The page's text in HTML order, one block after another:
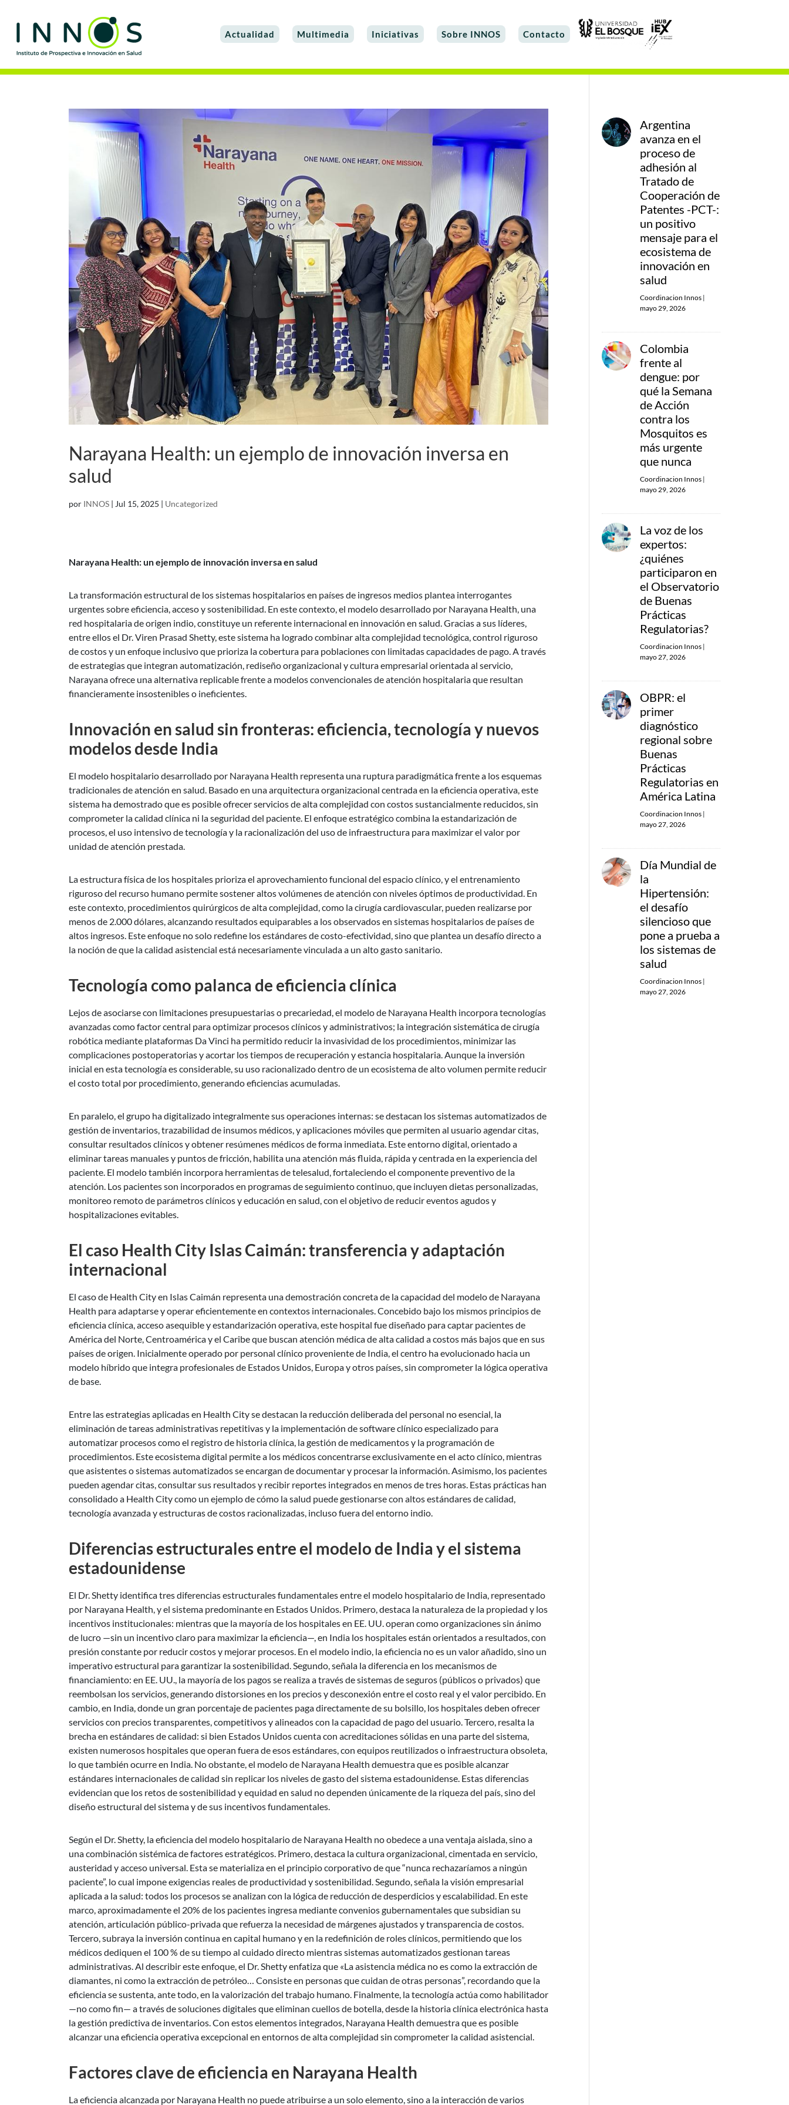
Actualidad Multimedia Iniciativas Sobre INNOS Contacto
Narayana Health: un ejemplo de innovación inversa en
salud
por INNOS | Jul 15, 2025 | Uncategorized
Narayana Health: un ejemplo de innovación inversa en salud
La transformación estructural de los sistemas hospitalarios en países de ingresos medios plantea interrogantes
urgentes sobre eficiencia, acceso y sostenibilidad. En este contexto, el modelo desarrollado por Narayana Health, una
red hospitalaria de origen indio, constituye un referente internacional en innovación en salud. Gracias a sus líderes,
entre ellos el Dr. Viren Prasad Shetty, este sistema ha logrado combinar alta complejidad tecnológica, control riguroso
de costos y un enfoque inclusivo que prioriza la cobertura para poblaciones con limitadas capacidades de pago. A través
de estrategias que integran automatización, rediseño organizacional y cultura empresarial orientada al servicio,
Narayana ofrece una alternativa replicable frente a modelos convencionales de atención hospitalaria que resultan
financieramente insostenibles o ineficientes.
Innovación en salud sin fronteras: eficiencia, tecnología y nuevos
modelos desde India
El modelo hospitalario desarrollado por Narayana Health representa una ruptura paradigmática frente a los esquemas
tradicionales de atención en salud. Basado en una arquitectura organizacional centrada en la eficiencia operativa, este
sistema ha demostrado que es posible ofrecer servicios de alta complejidad con costos sustancialmente reducidos, sin
comprometer la calidad clínica ni la seguridad del paciente. El enfoque estratégico combina la estandarización de
procesos, el uso intensivo de tecnología y la racionalización del uso de infraestructura para maximizar el valor por
unidad de atención prestada.
La estructura física de los hospitales prioriza el aprovechamiento funcional del espacio clínico, y el entrenamiento
riguroso del recurso humano permite sostener altos volúmenes de atención con niveles óptimos de productividad. En
este contexto, procedimientos quirúrgicos de alta complejidad, como la cirugía cardiovascular, pueden realizarse por
menos de 2.000 dólares, alcanzando resultados equiparables a los observados en sistemas hospitalarios de países de
altos ingresos. Este enfoque no solo redefine los estándares de costo-efectividad, sino que plantea un desafío directo a
la noción de que la calidad asistencial está necesariamente vinculada a un alto gasto sanitario.
Tecnología como palanca de eficiencia clínica
Lejos de asociarse con limitaciones presupuestarias o precariedad, el modelo de Narayana Health incorpora tecnologías
avanzadas como factor central para optimizar procesos clínicos y administrativos; la integración sistemática de cirugía
robótica mediante plataformas Da Vinci ha permitido reducir la invasividad de los procedimientos, minimizar las
complicaciones postoperatorias y acortar los tiempos de recuperación y estancia hospitalaria. Aunque la inversión
inicial en esta tecnología es considerable, su uso racionalizado dentro de un ecosistema de alto volumen permite reducir
el costo total por procedimiento, generando eficiencias acumuladas.
En paralelo, el grupo ha digitalizado integralmente sus operaciones internas: se destacan los sistemas automatizados de
gestión de inventarios, trazabilidad de insumos médicos, y aplicaciones móviles que permiten al usuario agendar citas,
consultar resultados clínicos y obtener resúmenes médicos de forma inmediata. Este entorno digital, orientado a
eliminar tareas manuales y puntos de fricción, habilita una atención más fluida, rápida y centrada en la experiencia del
paciente. El modelo también incorpora herramientas de telesalud, fortaleciendo el componente preventivo de la
atención. Los pacientes son incorporados en programas de seguimiento continuo, que incluyen dietas personalizadas,
monitoreo remoto de parámetros clínicos y educación en salud, con el objetivo de reducir eventos agudos y
hospitalizaciones evitables.
El caso Health City Islas Caimán: transferencia y adaptación
internacional
El caso de Health City en Islas Caimán representa una demostración concreta de la capacidad del modelo de Narayana
Health para adaptarse y operar eficientemente en contextos internacionales. Concebido bajo los mismos principios de
eficiencia clínica, acceso asequible y estandarización operativa, este hospital fue diseñado para captar pacientes de
América del Norte, Centroamérica y el Caribe que buscan atención médica de alta calidad a costos más bajos que en sus
países de origen. Inicialmente operado por personal clínico proveniente de India, el centro ha evolucionado hacia un
modelo híbrido que integra profesionales de Estados Unidos, Europa y otros países, sin comprometer la lógica operativa
de base.
Entre las estrategias aplicadas en Health City se destacan la reducción deliberada del personal no esencial, la
eliminación de tareas administrativas repetitivas y la implementación de software clínico especializado para
automatizar procesos como el registro de historia clínica, la gestión de medicamentos y la programación de
procedimientos. Este ecosistema digital permite a los médicos concentrarse exclusivamente en el acto clínico, mientras
que asistentes o sistemas automatizados se encargan de documentar y procesar la información. Asimismo, los pacientes
pueden agendar citas, consultar sus resultados y recibir reportes integrados en menos de tres horas. Estas prácticas han
consolidado a Health City como un ejemplo de cómo la salud puede gestionarse con altos estándares de calidad,
tecnología avanzada y estructuras de costos racionalizadas, incluso fuera del entorno indio.
Diferencias estructurales entre el modelo de India y el sistema
estadounidense
El Dr. Shetty identifica tres diferencias estructurales fundamentales entre el modelo hospitalario de India, representado
por Narayana Health, y el sistema predominante en Estados Unidos. Primero, destaca la naturaleza de la propiedad y los
incentivos institucionales: mientras que la mayoría de los hospitales en EE. UU. operan como organizaciones sin ánimo
de lucro —sin un incentivo claro para maximizar la eficiencia—, en India los hospitales están orientados a resultados, con
presión constante por reducir costos y mejorar procesos. En el modelo indio, la eficiencia no es un valor añadido, sino un
imperativo estructural para garantizar la sostenibilidad. Segundo, señala la diferencia en los mecanismos de
financiamiento: en EE. UU., la mayoría de los pagos se realiza a través de sistemas de seguros (públicos o privados) que
reembolsan los servicios, generando distorsiones en los precios y desconexión entre el costo real y el valor percibido. En
cambio, en India, donde un gran porcentaje de pacientes paga directamente de su bolsillo, los hospitales deben ofrecer
servicios con precios transparentes, competitivos y alineados con la capacidad de pago del usuario. Tercero, resalta la
brecha en estándares de calidad: si bien Estados Unidos cuenta con acreditaciones sólidas en una parte del sistema,
existen numerosos hospitales que operan fuera de esos estándares, con equipos reutilizados o infraestructura obsoleta,
lo que también ocurre en India. No obstante, el modelo de Narayana Health demuestra que es posible alcanzar
estándares internacionales de calidad sin replicar los niveles de gasto del sistema estadounidense. Estas diferencias
evidencian que los retos de sostenibilidad y equidad en salud no dependen únicamente de la riqueza del país, sino del
diseño estructural del sistema y de sus incentivos fundamentales.
Según el Dr. Shetty, la eficiencia del modelo hospitalario de Narayana Health no obedece a una ventaja aislada, sino a
una combinación sistémica de factores estratégicos. Primero, destaca la cultura organizacional, cimentada en servicio,
austeridad y acceso universal. Esta se materializa en el principio corporativo de que “nunca rechazaríamos a ningún
paciente”, lo cual impone exigencias reales de productividad y sostenibilidad. Segundo, señala la visión empresarial
aplicada a la salud: todos los procesos se analizan con la lógica de reducción de desperdicios y escalabilidad. En este
marco, aproximadamente el 20% de los pacientes ingresa mediante convenios gubernamentales que subsidian su
atención, articulación público-privada que refuerza la necesidad de márgenes ajustados y transparencia de costos.
Tercero, subraya la inversión continua en capital humano y en la redefinición de roles clínicos, permitiendo que los
médicos dediquen el 100 % de su tiempo al cuidado directo mientras sistemas automatizados gestionan tareas
administrativas. Al describir este enfoque, el Dr. Shetty enfatiza que «La asistencia médica no es como la extracción de
diamantes, ni como la extracción de petróleo… Consiste en personas que cuidan de otras personas”, recordando que la
eficiencia se sustenta, ante todo, en la valorización del trabajo humano. Finalmente, la tecnología actúa como habilitador
—no como fin— a través de soluciones digitales que eliminan cuellos de botella, desde la historia clínica electrónica hasta
la gestión predictiva de inventarios. Con estos elementos integrados, Narayana Health demuestra que es posible
alcanzar una eficiencia operativa excepcional en entornos de alta complejidad sin comprometer la calidad asistencial.
Factores clave de eficiencia en Narayana Health
La eficiencia alcanzada por Narayana Health no puede atribuirse a un solo elemento, sino a la interacción de varios
Argentina
avanza en el
proceso de
adhesión al
Tratado de
Cooperación de
Patentes -PCT-:
un positivo
mensaje para el
ecosistema de
innovación en
salud
Coordinacion Innos |
mayo 29, 2026
Colombia
frente al
dengue: por
qué la Semana
de Acción
contra los
Mosquitos es
más urgente
que nunca
Coordinacion Innos |
mayo 29, 2026
La voz de los
expertos:
¿quiénes
participaron en
el Observatorio
de Buenas
Prácticas
Regulatorias?
Coordinacion Innos |
mayo 27, 2026
OBPR: el
primer
diagnóstico
regional sobre
Buenas
Prácticas
Regulatorias en
América Latina
Coordinacion Innos |
mayo 27, 2026
Día Mundial de
la
Hipertensión:
el desafío
silencioso que
pone a prueba a
los sistemas de
salud
Coordinacion Innos |
mayo 27, 2026